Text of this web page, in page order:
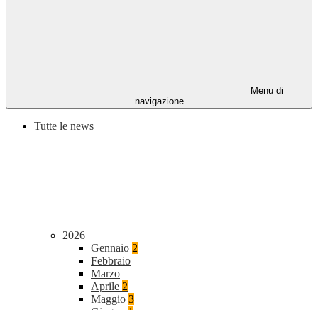
Menu di
navigazione
Tutte le news
2026
Gennaio 2
Febbraio
Marzo
Aprile 2
Maggio 3